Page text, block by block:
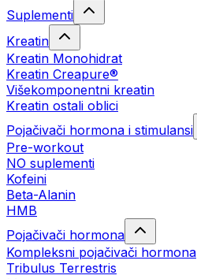
Suplementi
Kreatin
Kreatin Monohidrat
Kreatin Creapure®
Višekomponentni kreatin
Kreatin ostali oblici
Pojačivači hormona i stimulansi
Pre-workout
NO suplementi
Kofeini
Beta-Alanin
HMB
Pojačivači hormona
Kompleksni pojačivači hormona
Tribulus Terrestris